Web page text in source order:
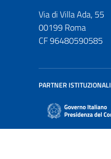
Via di Villa Ada, 55
00199 Roma
CF 96480590585
PARTNER ISTITUZIONALI